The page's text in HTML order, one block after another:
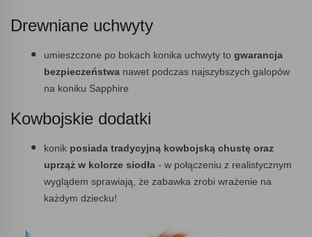
Drewniane uchwyty
umieszczone po bokach konika uchwyty to gwarancja
bezpieczeństwa nawet podczas najszybszych galopów
na koniku Sapphire
Kowbojskie dodatki
konik posiada tradycyjną kowbojską chustę oraz
uprząż w kolorze siodła - w połączeniu z realistycznym
wyglądem sprawiają, że zabawka zrobi wrażenie na
każdym dziecku!